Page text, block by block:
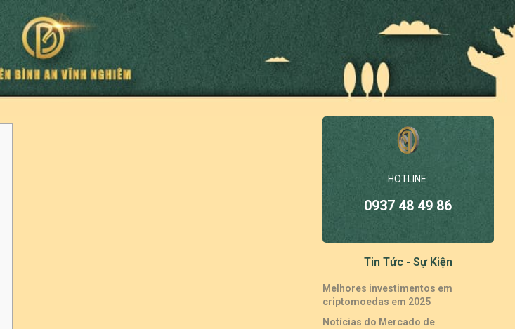
HOTLINE:
0937 48 49 86
Tin Tức - Sự Kiện
Melhores investimentos em
criptomoedas em 2025
Notícias do Mercado de